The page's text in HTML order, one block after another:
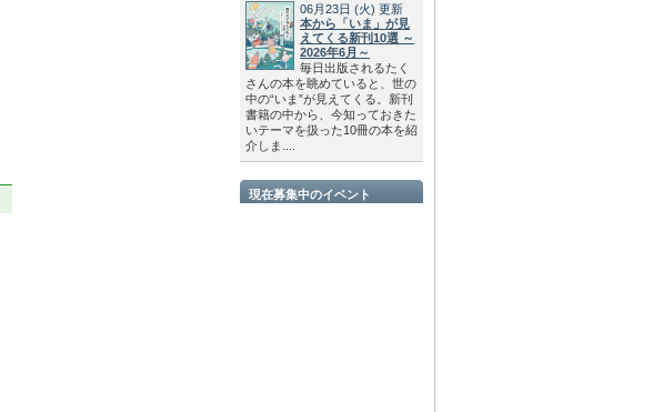
06月23日 (火) 更新
本から「いま」が見
えてくる新刊10選 ～
2026年6月～
毎日出版されるたく
さんの本を眺めていると、世の
中の“いま”が見えてくる。新刊
書籍の中から、今知っておきた
いテーマを扱った10冊の本を紹
介しま....
現在募集中のイベント